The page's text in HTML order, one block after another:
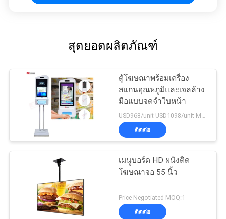
สุดยอดผลิตภัณฑ์
ตู้โฆษณาพร้อมเครื่อง
สแกนอุณหภูมิและเจลล้าง
มือแบบจดจำใบหน้า
USD968/unit-USD1098/unit MOQ:1 หน่วย
ติดต่อ
เมนูบอร์ด HD ผนังติด
โฆษณาจอ 55 นิ้ว
Price Negotiated MOQ:1
ติดต่อ